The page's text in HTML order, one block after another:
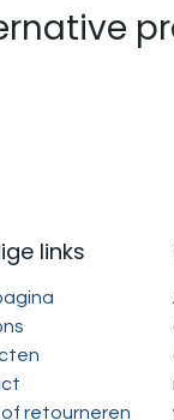
links
of retourneren